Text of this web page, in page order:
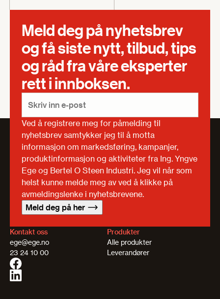
Meld deg på nyhetsbrev
og få siste nytt, tilbud, tips
og råd fra våre eksperter
rett i innboksen.
Ved å registrere meg for påmelding til
nyhetsbrev samtykker jeg til å motta
informasjon om markedsføring, kampanjer,
produktinformasjon og aktiviteter fra Ing. Yngve
Ege og Bertel O Steen Industri. Jeg vil når som
helst kunne melde meg av ved å klikke på
avmeldingslenke i nyhetsbrevene.
Meld deg på her
Kontakt oss
ege@ege.no
23 24 10 00
Produkter
Alle produkter
Leverandører